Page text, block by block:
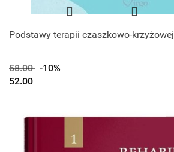
Podstawy terapii czaszkowo-krzyżowej
58.00 -10%
52.00